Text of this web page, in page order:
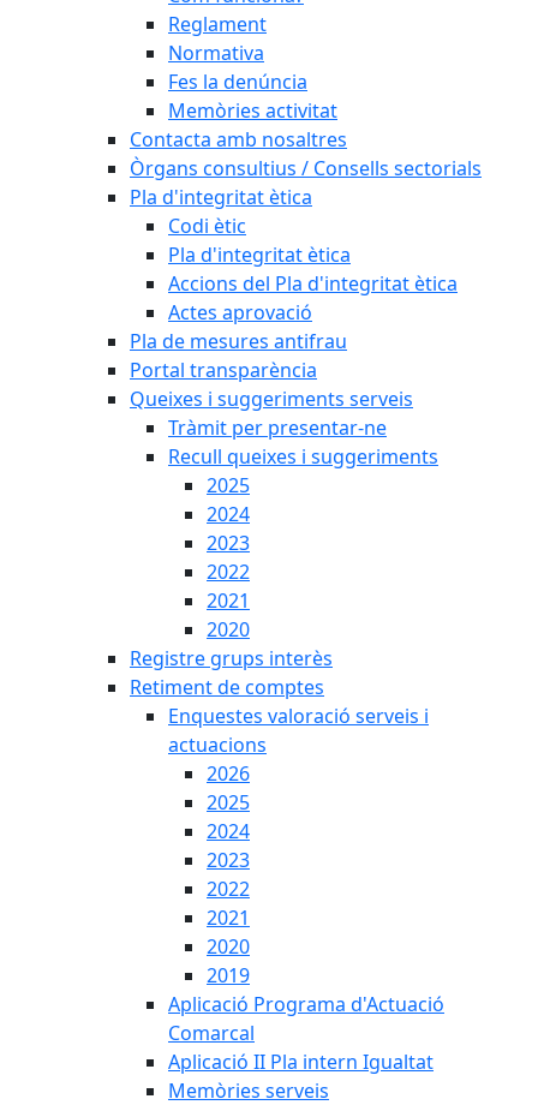
Reglament
Normativa
Fes la denúncia
Memòries activitat
Contacta amb nosaltres
Òrgans consultius / Consells sectorials
Pla d'integritat ètica
Codi ètic
Pla d'integritat ètica
Accions del Pla d'integritat ètica
Actes aprovació
Pla de mesures antifrau
Portal transparència
Queixes i suggeriments serveis
Tràmit per presentar-ne
Recull queixes i suggeriments
2025
2024
2023
2022
2021
2020
Registre grups interès
Retiment de comptes
Enquestes valoració serveis i
actuacions
2026
2025
2024
2023
2022
2021
2020
2019
Aplicació Programa d'Actuació
Comarcal
Aplicació II Pla intern Igualtat
Memòries serveis